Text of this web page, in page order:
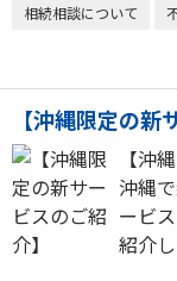
相続相談について
【沖縄限定の新
【沖
沖縄
ービ
紹介